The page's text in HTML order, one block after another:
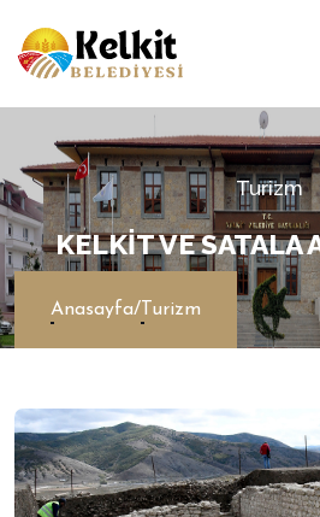
Turizm
KELKIT VE SATALA
Anasayfa/Turizm